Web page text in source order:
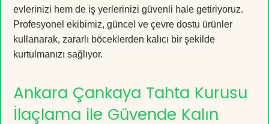
evlerinizi hem de iş yerlerinizi güvenli hale getiriyoruz.
Profesyonel ekibimiz, güncel ve çevre dostu ürünler
kullanarak, zararlı böceklerden kalıcı bir şekilde
kurtulmanızı sağlıyor.
Ankara Çankaya Tahta Kurusu
İlaçlama ile Güvende Kalın